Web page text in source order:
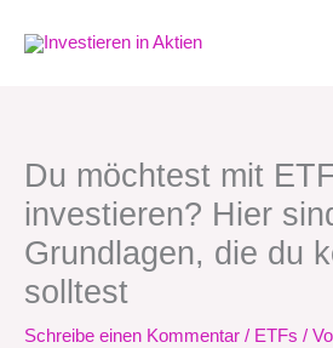
Inhalt
Du möchtest mit
investieren? Hier
Grundlagen, die du
solltest
Schreibe einen Kommentar / ETFs /